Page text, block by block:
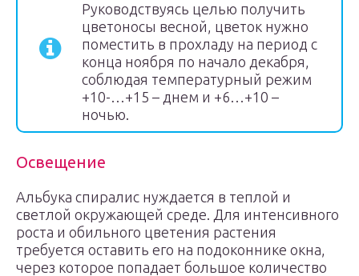
Руководствуясь целью получить
цветоносы весной, цветок нужно
поместить в прохладу на период с
конца ноября по начало декабря,
соблюдая температурный режим
+10-…+15 – днем и +6…+10 –
ночью.
Освещение
Альбука спиралис нуждается в теплой и
светлой окружающей среде. Для интенсивного
роста и обильного цветения растения
требуется оставить его на подоконнике окна,
через которое попадает большое количество